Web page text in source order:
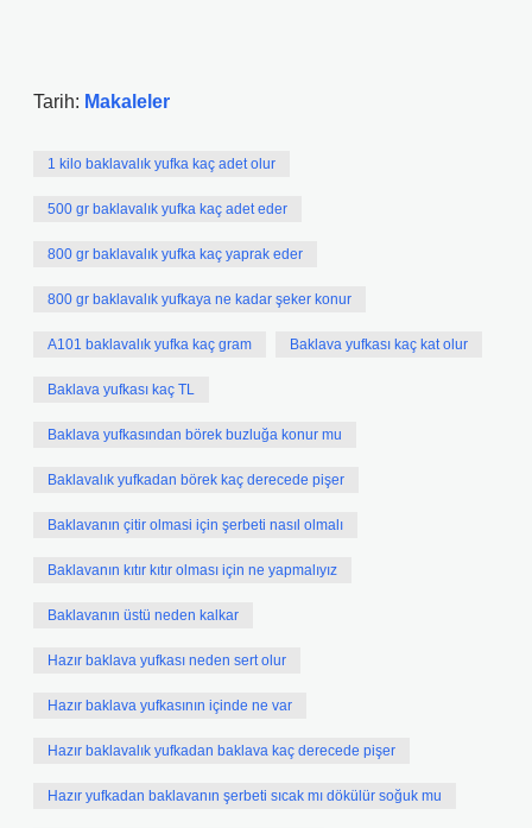
Tarih: Makaleler
1 kilo baklavalık yufka kaç adet olur
500 gr baklavalık yufka kaç adet eder
800 gr baklavalık yufka kaç yaprak eder
800 gr baklavalık yufkaya ne kadar şeker konur
A101 baklavalık yufka kaç gram Baklava yufkası kaç kat olur
Baklava yufkası kaç TL
Baklava yufkasından börek buzluğa konur mu
Baklavalık yufkadan börek kaç derecede pişer
Baklavanın çitir olmasi için şerbeti nasıl olmalı
Baklavanın kıtır kıtır olması için ne yapmalıyız
Baklavanın üstü neden kalkar
Hazır baklava yufkası neden sert olur
Hazır baklava yufkasının içinde ne var
Hazır baklavalık yufkadan baklava kaç derecede pişer
Hazır yufkadan baklavanın şerbeti sıcak mı dökülür soğuk mu